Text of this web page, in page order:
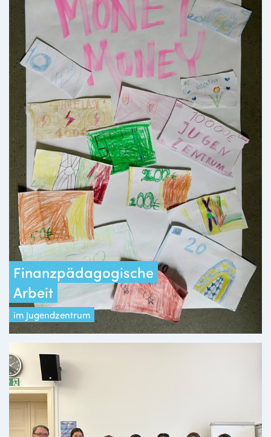
Finanzpädagogische
Arbeit
im Jugendzentrum